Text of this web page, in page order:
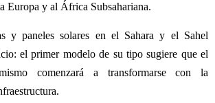
Europa y al África Subsahariana.
y paneles solares en el Sahara y el Sahel
el primer modelo de su tipo sugiere que el
comenzará a transformarse con la